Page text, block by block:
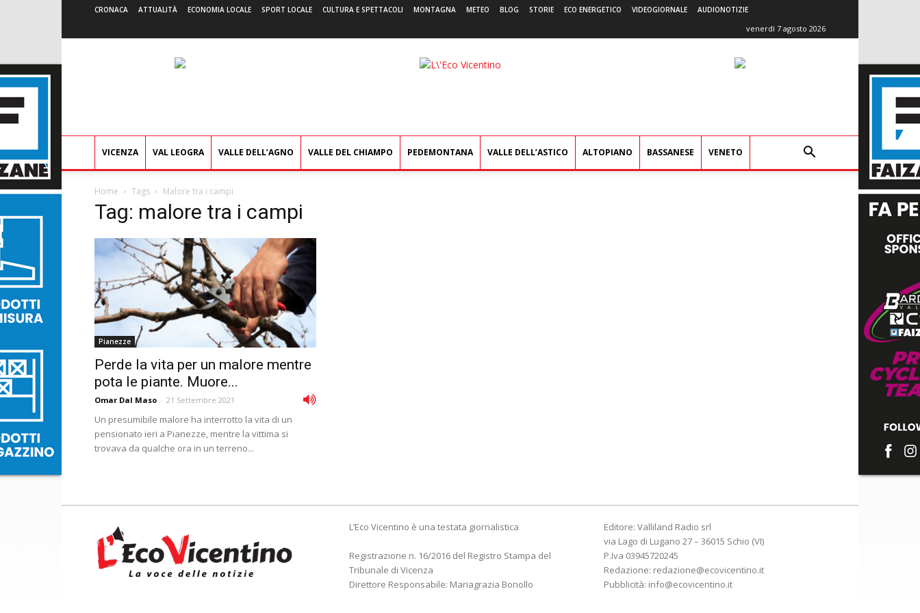
CRONACA ATTUALITÀ ECONOMIA LOCALE SPORT LOCALE CULTURA E SPETTACOLI MONTAGNA METEO BLOG STORIE ECO ENERGETICO VIDEOGIORNALE AUDIONOTIZIE
venerdì 7 agosto 2026
L'Eco
VICENZA VAL LEOGRA VALLE DELL’AGNO VALLE DEL CHIAMPO PEDEMONTANA VALLE DELL’ASTICO ALTOPIANO BASSANESE VENETO
Home Tags Malore tra i campi
Tag: malore tra i campi
Pianezze
Perde la vita per un malore mentre
pota le piante. Muore...
Omar Dal Maso - 21 Settembre 2021
Un presumibile malore ha interrotto la vita di un
pensionato ieri a Pianezze, mentre la vittima si
trovava da qualche ora in un terreno...
L’Eco Vicentino è una testata giornalistica
Registrazione n. 16/2016 del Registro Stampa del
Tribunale di Vicenza
Direttore Responsabile: Mariagrazia Bonollo
Editore: Valliland Radio srl
via Lago di Lugano 27 – 36015 Schio (VI)
P.Iva 03945720245
Redazione: redazione@ecovicentino.it
Pubblicità: info@ecovicentino.it